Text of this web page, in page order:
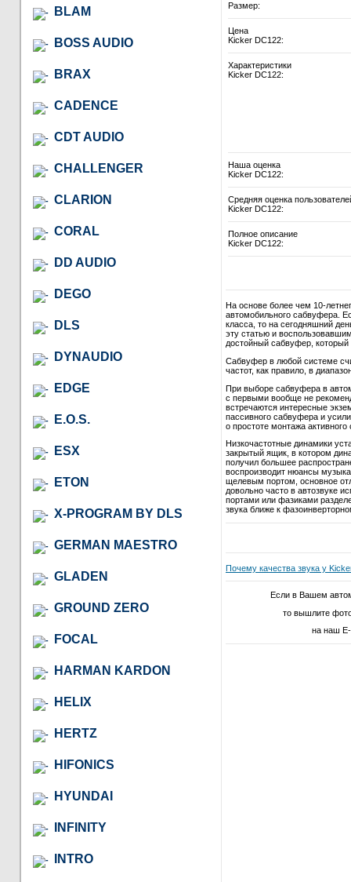
BLAM
BOSS AUDIO
BRAX
CADENCE
CDT AUDIO
CHALLENGER
CLARION
CORAL
DD AUDIO
DEGO
DLS
DYNAUDIO
EDGE
E.O.S.
ESX
ETON
X-PROGRAM BY DLS
GERMAN MAESTRO
GLADEN
GROUND ZERO
FOCAL
HARMAN KARDON
HELIX
HERTZ
HIFONICS
HYUNDAI
INFINITY
INTRO
Размер:
Цена
Kicker DC122:
Характеристики
Kicker DC122:
Наша оценка
Kicker DC122:
Средняя оценка
Kicker DC122:
Полное описание
Kicker DC122:
На основе более чем 10-
автомобильного сабвуфера.
класса, то на сегодняшний
эту статью и
достойный сабвуфер, который
Сабвуфер в любой системе
частот, как правило, в
При выборе сабвуфера в
с первыми вообще не
встречаются интересные
пассивного сабвуфера и
о простоте монтажа
Низкочастотные динамики
закрытый ящик, в котором
получил большее
воспроизводит нюансы
щелевым портом, основное
довольно часто в автозвуке
портами или фазиками
звука ближе к
Почему качества звука у
Если в Вашем
то вышлите
на наш